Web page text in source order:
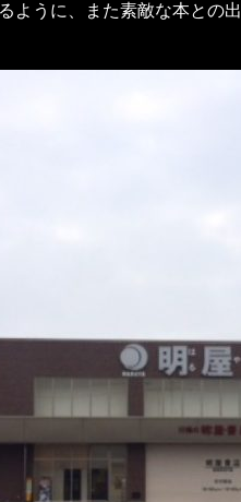
ように、また素敵な本との